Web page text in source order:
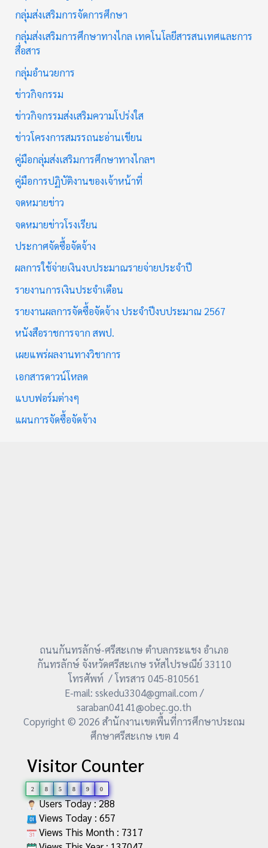
กลุ่มส่งเสริมการจัดการศึกษา
กลุ่มส่งเสริมการศึกษาทางไกล เทคโนโลยีสารสนเทศและการ
สื่อสาร
กลุ่มอำนวยการ
ข่าวกิจกรรม
ข่าวกิจกรรมส่งเสริมความโปร่งใส
ข่าวโครงการสมรรถนะอ่านเขียน
คู่มือกลุ่มส่งเสริมการศึกษาทางไกลฯ
คู่มือการปฏิบัติงานของเจ้าหน้าที่
จดหมายข่าว
จดหมายข่าวโรงเรียน
ประกาศจัดซื้อจัดจ้าง
ผลการใช้จ่ายเงินงบประมาณรายจ่ายประจำปี
รายงานการเงินประจำเดือน
รายงานผลการจัดซื้อจัดจ้าง ประจำปีงบประมาณ 2567
หนังสือราชการจาก สพป.
เผยแพร่ผลงานทางวิชาการ
เอกสารดาวน์โหลด
แบบฟอร์มต่างๆ
แผนการจัดซื้อจัดจ้าง
ถนนกันทรลักษ์-ศรีสะเกษ ตำบลกระแชง อำเภอ
กันทรลักษ์ จังหวัดศรีสะเกษ รหัสไปรษณีย์ 33110
โทรศัพท์ / โทรสาร 045-810561
E-mail: sskedu3304@gmail.com /
saraban04141@obec.go.th
Copyright © 2026 สำนักงานเขตพื้นที่การศึกษาประถม
ศึกษาศรีสะเกษ เขต 4
Visitor Counter
2 8 5 8 9 0
Users Today : 288
Views Today : 657
Views This Month : 7317